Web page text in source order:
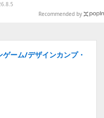
ブルマの目元が映りこむ描写
できるステッカーを収録
Recommended by
ーム/デザインカンプ・